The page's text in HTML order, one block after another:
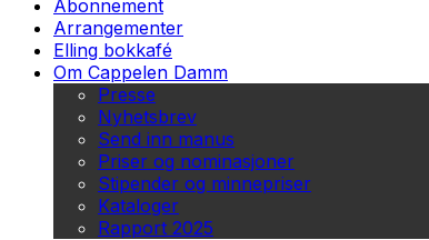
Abonnement
Arrangementer
Elling bokkafé
Om Cappelen Damm
Presse
Nyhetsbrev
Send inn manus
Priser og nominasjoner
Stipender og minnepriser
Kataloger
Rapport 2025